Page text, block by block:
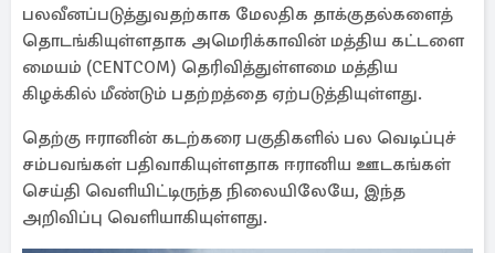
பலவீனப்படுத்துவதற்காக மேலதிக தாக்குதல்களைத்
தொடங்கியுள்ளதாக அமெரிக்காவின் மத்திய கட்டளை
மையம் (CENTCOM) தெரிவித்துள்ளமை மத்திய
கிழக்கில் மீண்டும் பதற்றத்தை ஏற்படுத்தியுள்ளது.
தெற்கு ஈரானின் கடற்கரை பகுதிகளில் பல வெடிப்புச்
சம்பவங்கள் பதிவாகியுள்ளதாக ஈரானிய ஊடகங்கள்
செய்தி வெளியிட்டிருந்த நிலையிலேயே, இந்த
அறிவிப்பு வெளியாகியுள்ளது.